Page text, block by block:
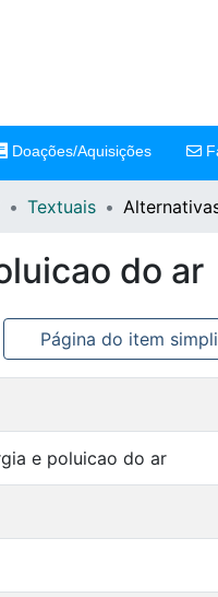
Doações/Aquisições
Textuais
do ar
Página do item
e poluicao do ar